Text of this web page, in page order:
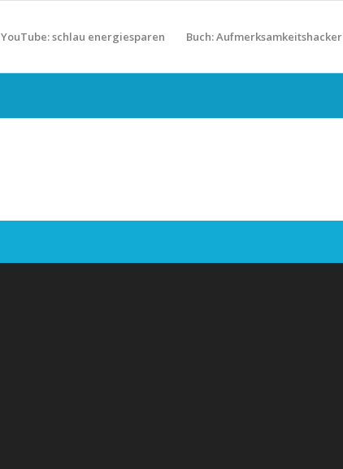
YouTube: schlau energiesparen Buch: Aufmerksamkeitshacker